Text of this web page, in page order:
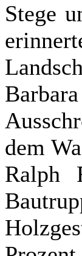
Stege
dem
Ralph